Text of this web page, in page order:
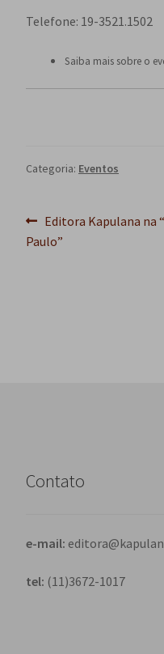
Telefone: 19-3521.1502
Saiba mais sobre o
Categoria: Eventos
Navegação
de
Post
anterior:
Editora Kapulana na
Paulo”
Contato
e-mail:
tel: (11)3672-1017